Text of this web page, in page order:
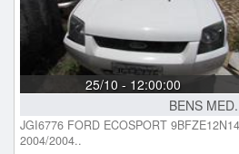
25/10 - 12:00:00
BENS MED.
JGI6776 FORD ECOSPORT
2004/2004..